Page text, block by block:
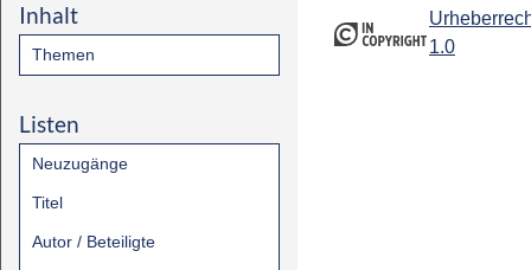
Inhalt
Themen
Listen
Neuzugänge
Titel
Autor / Beteiligte
1.0